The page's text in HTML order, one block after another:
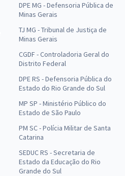
DPE MG - Defensoria Pública de
Minas Gerais
TJ MG - Tribunal de Justiça de
Minas Gerais
CGDF - Controladoria Geral do
Distrito Federal
DPE RS - Defensoria Pública do
Estado do Rio Grande do Sul
MP SP - Ministério Público do
Estado de São Paulo
PM SC - Polícia Militar de Santa
Catarina
SEDUC RS - Secretaria de
Estado da Educação do Rio
Grande do Sul